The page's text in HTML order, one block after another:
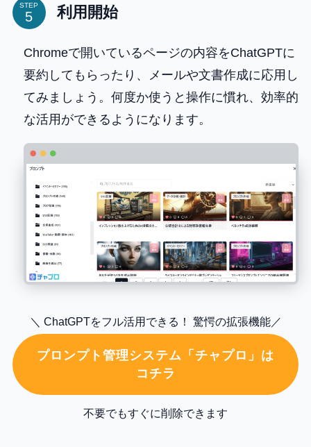
STEP 利用開始
Chromeで開いているページの内容をChatGPTに
要約してもらったり、メールや文書作成に応用し
てみましょう。何度か使うと操作に慣れ、効率的
な活用ができるようになります。
＼ ChatGPTをフル活用できる！ 驚愕の拡張機能／
プロンプト管理システム「チャプロ」は
コチラ
不要でもすぐに削除できます